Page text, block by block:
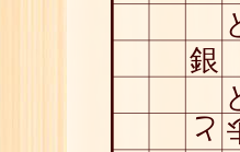
銀
と